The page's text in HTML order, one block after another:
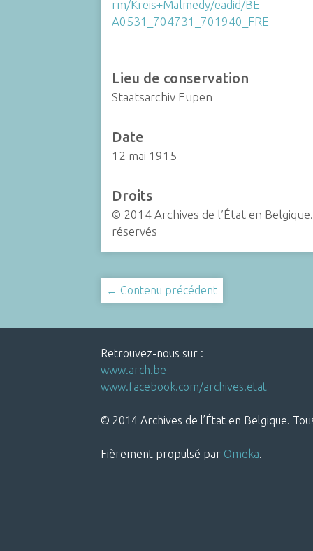
rm/Kreis+Malmedy/eadid/BE-
A0531_704731_701940_FRE
Lieu de conservation
Staatsarchiv Eupen
Date
12 mai 1915
Droits
© 2014 Archives de l’État en
réservés
← Contenu précédent
Retrouvez-nous sur :
www.arch.be
www.facebook.com/archives.etat
© 2014 Archives de l’État en Belgique.
Fièrement propulsé par Omeka.